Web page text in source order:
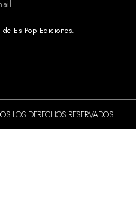
de Es Pop Ediciones.
LOS DERECHOS RESERVADOS.